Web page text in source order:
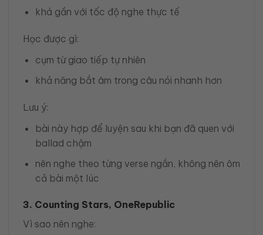
khá gần với tốc độ nghe thực tế
Học được gì:
cụm từ giao tiếp tự nhiên
khả năng bắt âm trong câu nói nhanh hơn
Lưu ý:
bài này hợp để luyện sau khi bạn đã quen với
ballad chậm
nên nghe theo từng verse ngắn, không nên ôm
cả bài một lúc
3. Counting Stars, OneRepublic
Vì sao nên nghe: